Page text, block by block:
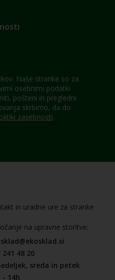
Naše stranke so za
osebnimi podatki
pošteni in pregledni
skrbimo, da do
zasebnosti.
in uradne ure za stranke
na upravne storitve:
241 48 20
sreda in petek
- 14h